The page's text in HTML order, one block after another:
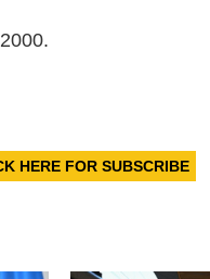
HERE FOR SUBSCRIBE